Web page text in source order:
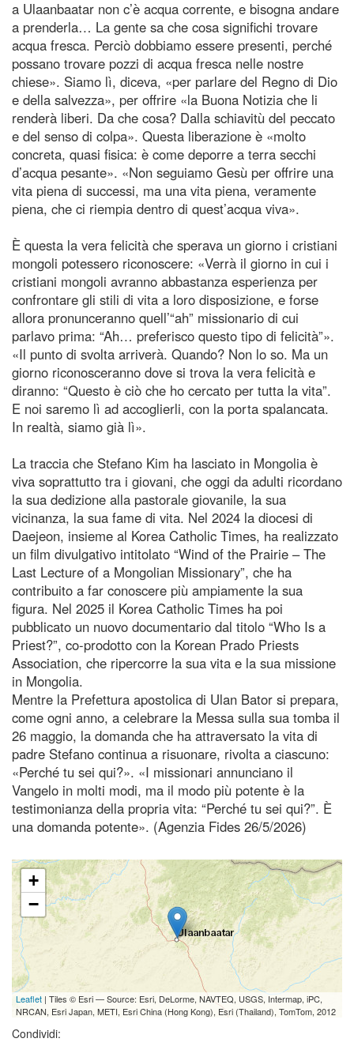
a Ulaanbaatar non c’è acqua corrente, e bisogna andare
a prenderla… La gente sa che cosa significhi trovare
acqua fresca. Perciò dobbiamo essere presenti, perché
possano trovare pozzi di acqua fresca nelle nostre
chiese». Siamo lì, diceva, «per parlare del Regno di Dio
e della salvezza», per offrire «la Buona Notizia che li
renderà liberi. Da che cosa? Dalla schiavitù del peccato
e del senso di colpa». Questa liberazione è «molto
concreta, quasi fisica: è come deporre a terra secchi
d’acqua pesante». «Non seguiamo Gesù per offrire una
vita piena di successi, ma una vita piena, veramente
piena, che ci riempia dentro di quest’acqua viva».
È questa la vera felicità che sperava un giorno i cristiani
mongoli potessero riconoscere: «Verrà il giorno in cui i
cristiani mongoli avranno abbastanza esperienza per
confrontare gli stili di vita a loro disposizione, e forse
allora pronunceranno quell’“ah” missionario di cui
parlavo prima: “Ah… preferisco questo tipo di felicità”».
«Il punto di svolta arriverà. Quando? Non lo so. Ma un
giorno riconosceranno dove si trova la vera felicità e
diranno: “Questo è ciò che ho cercato per tutta la vita”.
E noi saremo lì ad accoglierli, con la porta spalancata.
In realtà, siamo già lì».
La traccia che Stefano Kim ha lasciato in Mongolia è
viva soprattutto tra i giovani, che oggi da adulti ricordano
la sua dedizione alla pastorale giovanile, la sua
vicinanza, la sua fame di vita. Nel 2024 la diocesi di
Daejeon, insieme al Korea Catholic Times, ha realizzato
un film divulgativo intitolato “Wind of the Prairie – The
Last Lecture of a Mongolian Missionary”, che ha
contribuito a far conoscere più ampiamente la sua
figura. Nel 2025 il Korea Catholic Times ha poi
pubblicato un nuovo documentario dal titolo “Who Is a
Priest?”, co-prodotto con la Korean Prado Priests
Association, che ripercorre la sua vita e la sua missione
in Mongolia.
Mentre la Prefettura apostolica di Ulan Bator si prepara,
come ogni anno, a celebrare la Messa sulla sua tomba il
26 maggio, la domanda che ha attraversato la vita di
padre Stefano continua a risuonare, rivolta a ciascuno:
«Perché tu sei qui?». «I missionari annunciano il
Vangelo in molti modi, ma il modo più potente è la
testimonianza della propria vita: “Perché tu sei qui?”. È
una domanda potente». (Agenzia Fides 26/5/2026)
+
−
Leaflet | Tiles © Esri — Source: Esri, DeLorme, NAVTEQ, USGS, Intermap, iPC,
NRCAN, Esri Japan, METI, Esri China (Hong Kong), Esri (Thailand), TomTom, 2012
Condividi: